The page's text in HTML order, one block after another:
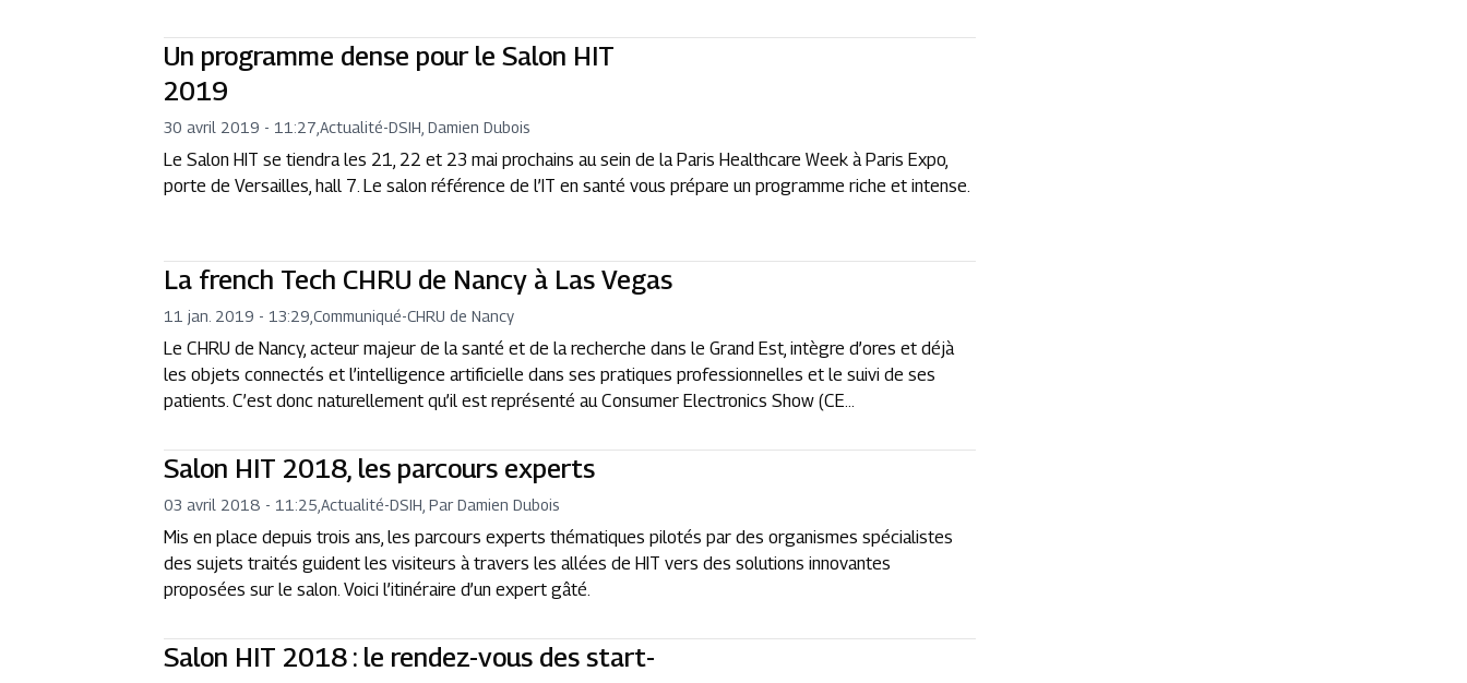
Un programme dense pour le Salon HIT
2019
30 avril 2019 - 11:27 ,Actualité-DSIH, Damien Dubois
Le Salon HIT se tiendra les 21, 22 et 23 mai prochains au sein de la Paris Healthcare Week à Paris Expo,
porte de Versailles, hall 7. Le salon référence de l’IT en santé vous prépare un programme riche et intense.
La french Tech CHRU de Nancy à Las Vegas
11 jan. 2019 - 13:29 ,Communiqué-CHRU de Nancy
Le CHRU de Nancy, acteur majeur de la santé et de la recherche dans le Grand Est, intègre d’ores et déjà
les objets connectés et l’intelligence artificielle dans ses pratiques professionnelles et le suivi de ses
patients. C’est donc naturellement qu’il est représenté au Consumer Electronics Show (CE...
Salon HIT 2018, les parcours experts
03 avril 2018 - 11:25 ,Actualité-DSIH, Par Damien Dubois
Mis en place depuis trois ans, les parcours experts thématiques pilotés par des organismes spécialistes
des sujets traités guident les visiteurs à travers les allées de HIT vers des solutions innovantes
proposées sur le salon. Voici l’itinéraire d’un expert gâté.
Salon HIT 2018 : le rendez-vous des start-